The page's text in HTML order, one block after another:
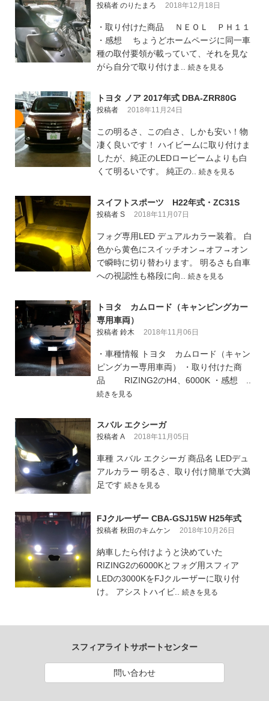
投稿者 のりたまろ 2018年12月18日
・取り付けた商品 ＮＥＯＬ ＰＨ１１
・感想 ちょうどホームページに同一車
種の取付要領が載っていて、それを見な
がら自分で取り付けま.. 続きを見る
トヨタ ノア 2017年式 DBA-ZRR80G
投稿者 2018年11月24日
この明るさ、この白さ、しかも安い！物
凄く良いです！ ハイビームに取り付けま
したが、純正のLEDロービームよりも白
くて明るいです。 純正の.. 続きを見る
スイフトスポーツ H22年式・ZC31S
投稿者 S 2018年11月07日
フォグ専用LED デュアルカラー装着。 白
色から黄色にスイッチオン→オフ→オン
で瞬時に切り替わります。 明るさも自車
への視認性も格段に向.. 続きを見る
トヨタ カムロード（キャンピングカー
専用車両）
投稿者 鈴木 2018年11月06日
・車種情報 トヨタ カムロード（キャン
ピングカー専用車両） ・取り付けた商
品 RIZING2のH4、6000K ・感想 ..
続きを見る
スバル エクシーガ
投稿者 A 2018年11月05日
車種 スバル エクシーガ 商品名 LEDデュ
アルカラー 明るさ、取り付け簡単で大満
足です 続きを見る
FJクルーザー CBA-GSJ15W H25年式
投稿者 秋田のキムケン 2018年10月26日
納車したら付けようと決めていた
RIZING2の6000Kとフォグ用スフィア
LEDの3000KをFJクルーザーに取り付
け。 アシストハイビ.. 続きを見る
スフィアライトサポートセンター
問い合わせ